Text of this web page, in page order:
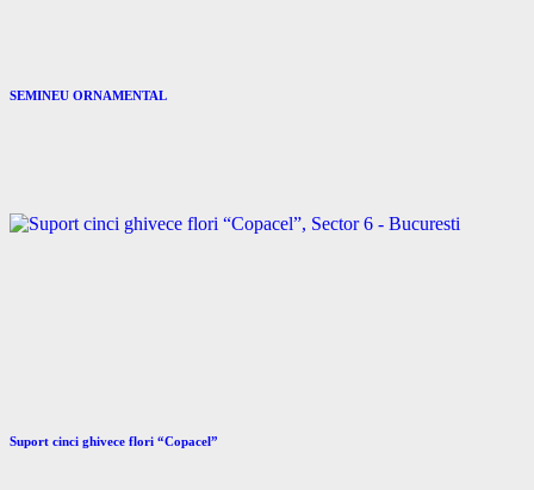
SEMINEU ORNAMENTAL
Suport cinci ghivece flori “Copacel”